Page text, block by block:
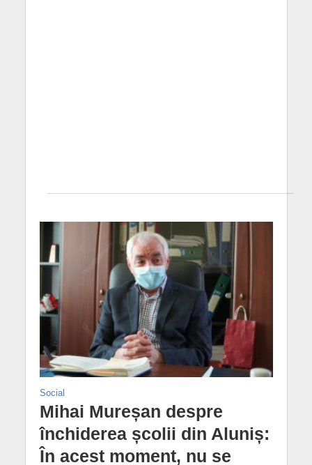
Social
Mihai Mureșan despre
închiderea școlii din Aluniș:
În acest moment, nu se